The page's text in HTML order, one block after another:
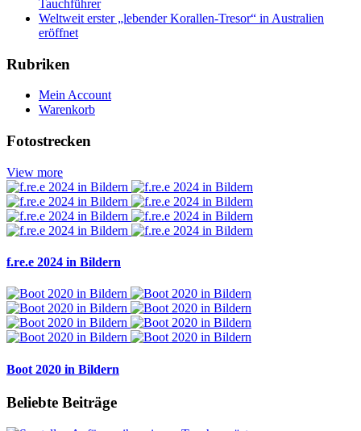
Tauchführer
Weltweit erster „lebender Korallen-Tresor“ in Australien
eröffnet
Rubriken
Mein Account
Warenkorb
Fotostrecken
View more
f.re.e 2024 in Bildern
Boot 2020 in Bildern
Beliebte Beiträge